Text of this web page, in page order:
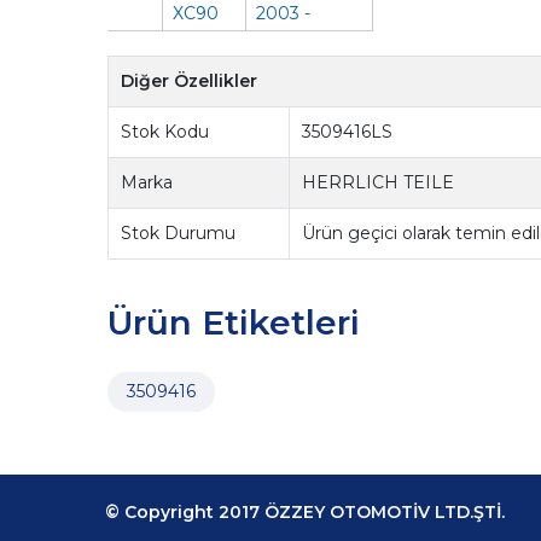
XC90
2003 -
Diğer Özellikler
Stok Kodu 3509416LS
Marka HERRLICH TEILE
Stok Durumu Ürün geçici olarak temin
Ürün Etiketleri
3509416
© Copyright 2017 ÖZZEY OTOMOTİV LTD.ŞTİ.